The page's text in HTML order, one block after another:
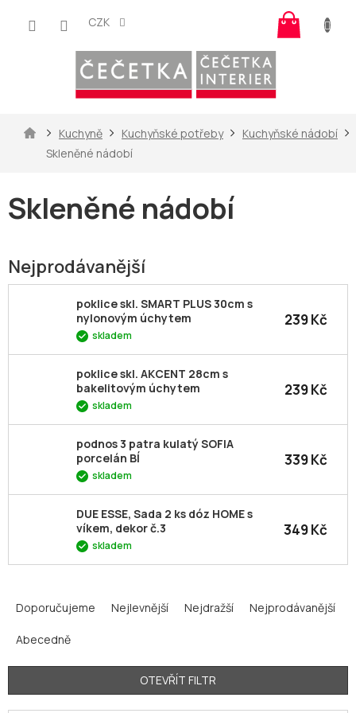
CZK
košík
DomůKuchyně Kuchyňské potřeby
Kuchyňské nádobí
Skleněné nádobí
Skleněné nádobí
Nejprodávanější
poklice skl. SMART PLUS 30cm s
nylonovým úchytem
skladem
239 Kč
poklice skl. AKCENT 28cm s
bakelitovým úchytem
skladem
239 Kč
podnos 3 patra kulatý SOFIA
porcelán BÍ
skladem
339 Kč
DUE ESSE, Sada 2 ks dóz HOME s
víkem, dekor č.3
skladem
349 Kč
a
e
n
p
Doporučujeme Nejlevnější Nejdražší Nejprodávanější
Abecedně
OTEVŘÍT FILTR